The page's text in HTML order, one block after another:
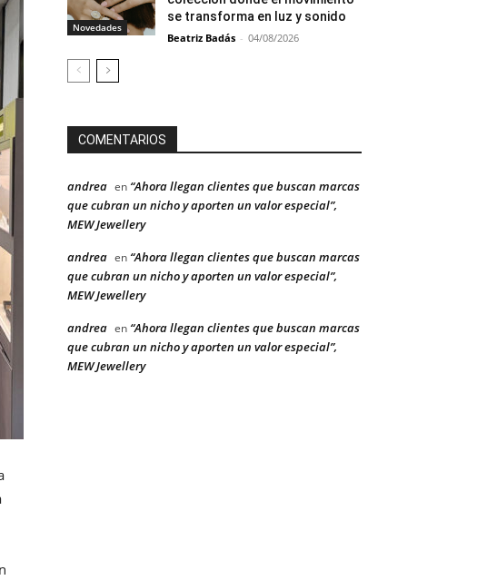
Novedades
se transforma en luz y sonido
Beatriz Badás - 04/08/2026
COMENTARIOS
andrea en “Ahora llegan clientes que buscan marcas
que cubran un nicho y aporten un valor especial”,
MEW Jewellery
andrea en “Ahora llegan clientes que buscan marcas
que cubran un nicho y aporten un valor especial”,
MEW Jewellery
andrea en “Ahora llegan clientes que buscan marcas
que cubran un nicho y aporten un valor especial”,
MEW Jewellery